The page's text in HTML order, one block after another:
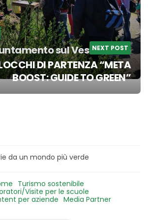
sul Vesuvio il 25
NEXT POST
DI PARTENZA “META
BOOST: GUIDE TO GREEN”
da un mondo più verde
Turismo sostenibile
Visite per le scuole
per aziende Media Partner